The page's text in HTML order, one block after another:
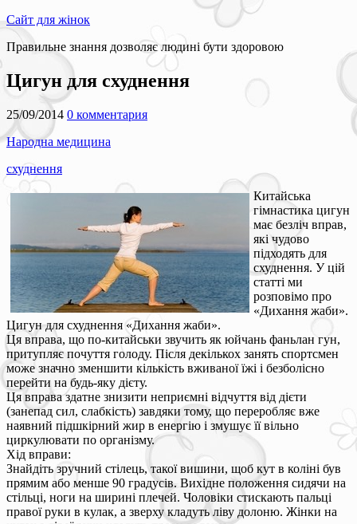
Сайт для жінок
Правильне знання дозволяє людині бути здоровою
Цигун для схуднення
25/09/2014 0 комментария
Народна медицина
схуднення
Китайська
гімнастика цигун
має безліч вправ,
які чудово
підходять для
схуднення. У цій
статті ми
розповімо про
«Дихання жаби».
Цигун для схуднення «Дихання жаби».
Ця вправа, що по-китайськи звучить як юйчань фаньлан гун,
притупляє почуття голоду. Після декількох занять спортсмен
може значно зменшити кількість вживаної їжі і безболісно
перейти на будь-яку дієту.
Ця вправа здатне знизити неприємні відчуття від дієти
(занепад сил, слабкість) завдяки тому, що переробляє вже
наявний підшкірний жир в енергію і змушує її вільно
циркулювати по організму.
Хід вправи:
Знайдіть зручний стілець, такої вишини, щоб кут в коліні був
прямим або менше 90 градусів. Вихідне положення сидячи на
стільці, ноги на ширині плечей. Чоловіки стискають пальці
правої руки в кулак, а зверху кладуть ліву долоню. Жінки на